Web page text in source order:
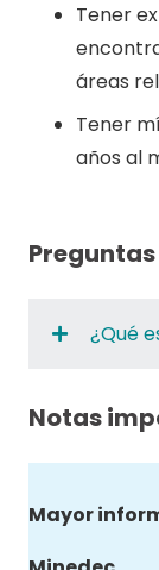
Tener
áreas
Tener
años al
¿Qué
Notas
Mayor